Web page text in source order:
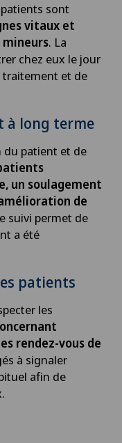
sont
vitaux et
. La
chez eux le jour
traitement et de
à long terme
du patient et de
un soulagement
de
suivi permet de
a été
patients
les
rendez-vous de
à signaler
afin de